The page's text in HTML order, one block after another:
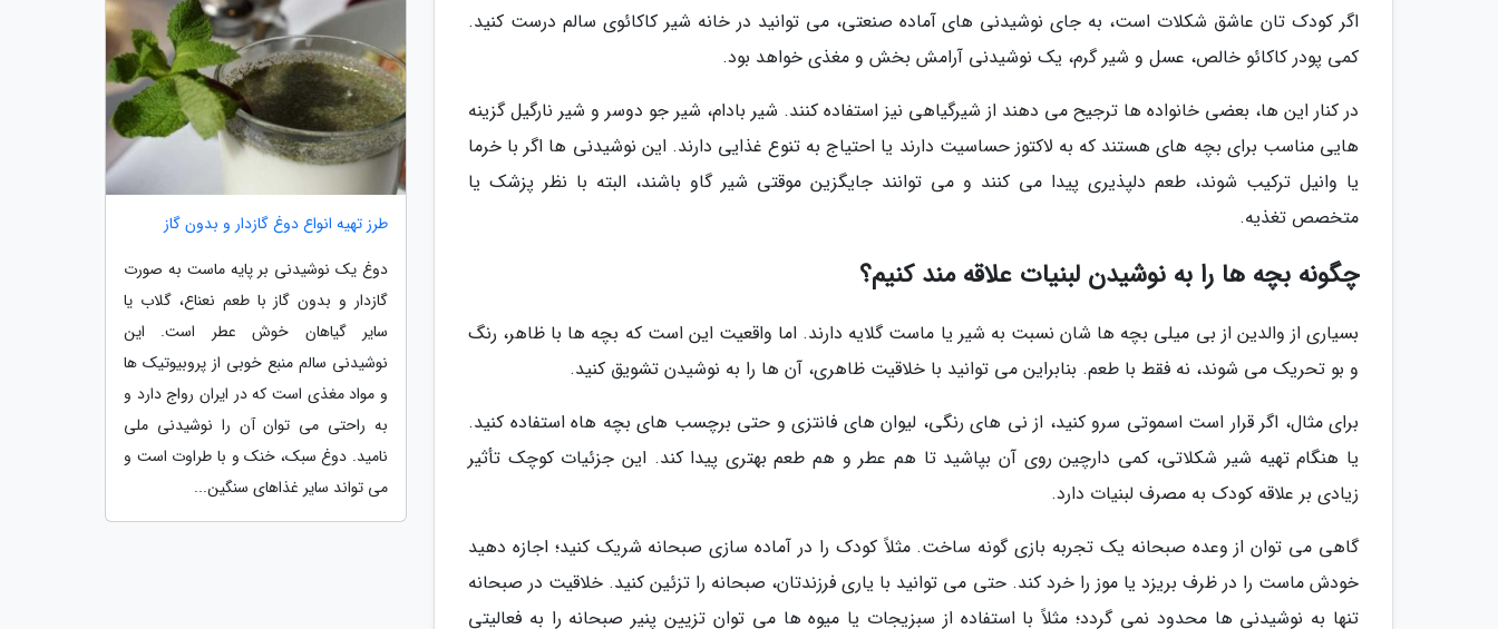
اگر کودک تان عاشق شکلات است، به جای نوشیدنی های آماده صنعتی، می توانید در خانه شیر کاکائوی سالم درست کنید.
کمی پودر کاکائو خالص، عسل و شیر گرم، یک نوشیدنی آرامش بخش و مغذی خواهد بود.
در کنار این ها، بعضی خانواده ها ترجیح می دهند از شیرگیاهی نیز استفاده کنند. شیر بادام، شیر جو دوسر و شیر نارگیل گزینه
هایی مناسب برای بچه های هستند که به لاکتوز حساسیت دارند یا احتیاج به تنوع غذایی دارند. این نوشیدنی ها اگر با خرما
یا وانیل ترکیب شوند، طعم دلپذیری پیدا می کنند و می توانند جایگزین موقتی شیر گاو باشند، البته با نظر پزشک یا
متخصص تغذیه.
چگونه بچه ها را به نوشیدن لبنیات علاقه مند کنیم؟
بسیاری از والدین از بی میلی بچه ها شان نسبت به شیر یا ماست گلایه دارند. اما واقعیت این است که بچه ها با ظاهر، رنگ
و بو تحریک می شوند، نه فقط با طعم. بنابراین می توانید با خلاقیت ظاهری، آن ها را به نوشیدن تشویق کنید.
برای مثال، اگر قرار است اسموتی سرو کنید، از نی های رنگی، لیوان های فانتزی و حتی برچسب های بچه هاه استفاده کنید.
یا هنگام تهیه شیر شکلاتی، کمی دارچین روی آن بپاشید تا هم عطر و هم طعم بهتری پیدا کند. این جزئیات کوچک تأثیر
زیادی بر علاقه کودک به مصرف لبنیات دارد.
گاهی می توان از وعده صبحانه یک تجربه بازی گونه ساخت. مثلاً کودک را در آماده سازی صبحانه شریک کنید؛ اجازه دهید
خودش ماست را در ظرف بریزد یا موز را خرد کند. حتی می توانید با یاری فرزندتان، صبحانه را تزئین کنید. خلاقیت در صبحانه
تنها به نوشیدنی ها محدود نمی گردد؛ مثلاً با استفاده از سبزیجات یا میوه ها می توان تزیین پنیر صبحانه را به فعالیتی
طرز تهیه انواع دوغ گازدار و بدون گاز
دوغ یک نوشیدنی بر پایه ماست به صورت
گازدار و بدون گاز با طعم نعناع، گلاب یا
سایر گیاهان خوش عطر است. این
نوشیدنی سالم منبع خوبی از پروبیوتیک ها
و مواد مغذی است که در ایران رواج دارد و
به راحتی می توان آن را نوشیدنی ملی
نامید. دوغ سبک، خنک و با طراوت است و
می تواند سایر غذاهای سنگین...